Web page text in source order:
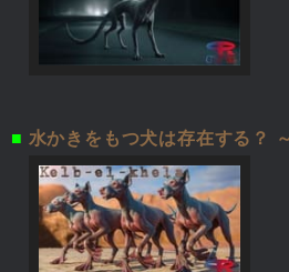
■ 水かきをもつ犬は存在する？